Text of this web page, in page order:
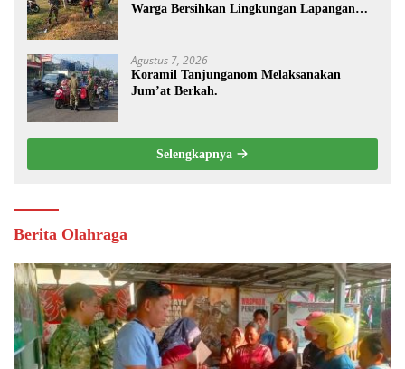
Warga Bersihkan Lingkungan Lapangan
Agustus 7, 2026
Koramil Tanjunganom Melaksanakan
Jum’at Berkah.
Selengkapnya
Berita Olahraga